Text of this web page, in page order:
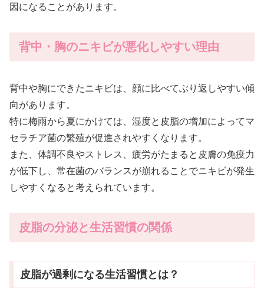
因になることがあります。
背中・胸のニキビが悪化しやすい理由
背中や胸にできたニキビは、顔に比べてぶり返しやすい傾
向があります。
特に梅雨から夏にかけては、湿度と皮脂の増加によってマ
セラチア菌の繁殖が促進されやすくなります。
また、体調不良やストレス、疲労がたまると皮膚の免疫力
が低下し、常在菌のバランスが崩れることでニキビが発生
しやすくなると考えられています。
皮脂の分泌と生活習慣の関係
皮脂が過剰になる生活習慣とは？